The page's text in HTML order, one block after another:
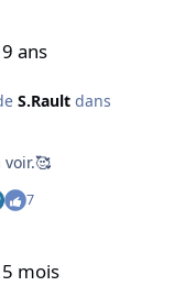
ans
S.Raultdans
7
mois